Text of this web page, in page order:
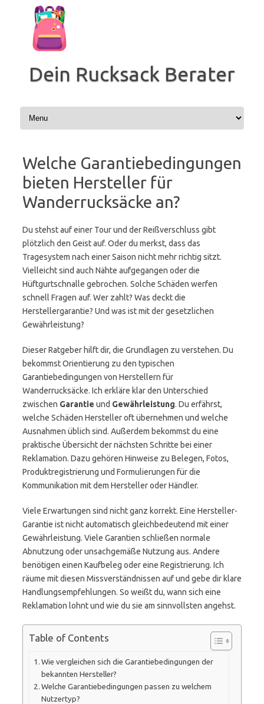
springen
Dein Rucksack Berater
Welche Garantiebedingungen
bieten Hersteller für
Wanderrucksäcke an?
Du stehst auf einer Tour und der Reißverschluss gibt
plötzlich den Geist auf. Oder du merkst, dass das
Tragesystem nach einer Saison nicht mehr richtig sitzt.
Vielleicht sind auch Nähte aufgegangen oder die
Hüftgurtschnalle gebrochen. Solche Schäden werfen
schnell Fragen auf. Wer zahlt? Was deckt die
Herstellergarantie? Und was ist mit der gesetzlichen
Gewährleistung?
Dieser Ratgeber hilft dir, die Grundlagen zu verstehen. Du
bekommst Orientierung zu den typischen
Garantiebedingungen von Herstellern für
Wanderrucksäcke. Ich erkläre klar den Unterschied
zwischen Garantie und Gewährleistung. Du erfährst,
welche Schäden Hersteller oft übernehmen und welche
Ausnahmen üblich sind. Außerdem bekommst du eine
praktische Übersicht der nächsten Schritte bei einer
Reklamation. Dazu gehören Hinweise zu Belegen, Fotos,
Produktregistrierung und Formulierungen für die
Kommunikation mit dem Hersteller oder Händler.
Viele Erwartungen sind nicht ganz korrekt. Eine Hersteller-
Garantie ist nicht automatisch gleichbedeutend mit einer
Gewährleistung. Viele Garantien schließen normale
Abnutzung oder unsachgemäße Nutzung aus. Andere
benötigen einen Kaufbeleg oder eine Registrierung. Ich
räume mit diesen Missverständnissen auf und gebe dir klare
Handlungsempfehlungen. So weißt du, wann sich eine
Reklamation lohnt und wie du sie am sinnvollsten angehst.
Table of Contents
Wie vergleichen sich die Garantiebedingungen der
bekannten Hersteller?
Welche Garantiebedingungen passen zu welchem
Nutzertyp?